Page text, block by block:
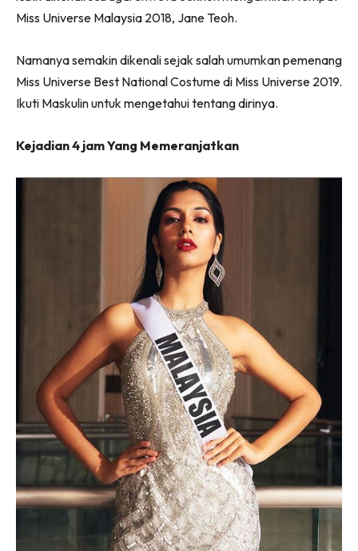
Miss Universe Malaysia 2018, Jane Teoh.
Namanya semakin dikenali sejak salah umumkan pemenang
Miss Universe Best National Costume di Miss Universe 2019.
Ikuti Maskulin untuk mengetahui tentang dirinya.
Kejadian 4 jam Yang Memeranjatkan